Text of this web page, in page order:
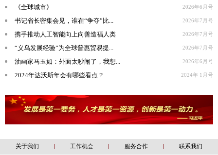
《全球城市》 2026年6月号
书记省长密集会见，谁在“争夺”比... 2026年7月号
携手推动人工智能向上向善造福人类 2026年7月号
“义乌发展经验”为全球普惠贸易提... 2026年7月号
油画家马玉如：外面太吵闹了，我想... 2026年6月号
2024年达沃斯年会有哪些看点？ 2024年 1月号
关于我们 工作机会 服务合作 联系我们